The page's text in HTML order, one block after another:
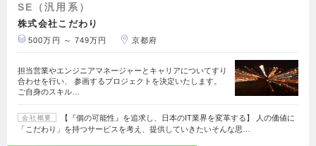
SE（汎用系）
株式会社こだわり
500万円 ～ 749万円 京都府
担当営業やエンジニアマネージャーとキャリアについてすり
合わせを行い、 参画するプロジェクトを決定いたします。
ご自身のスキル…
会社概要
【『個の可能性』を追求し、日本のIT業界を変革する】 人の価値に
「こだわり」を持つサービスを考え、提供していきたいそんな思…